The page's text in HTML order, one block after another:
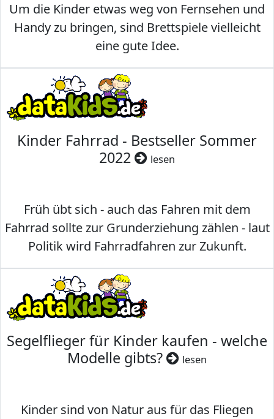
Um die Kinder etwas weg von Fernsehen und
Handy zu bringen, sind Brettspiele vielleicht
eine gute Idee.
Kinder Fahrrad - Bestseller Sommer
2022
lesen
Früh übt sich - auch das Fahren mit dem
Fahrrad sollte zur Grunderziehung zählen - laut
Politik wird Fahrradfahren zur Zukunft.
Segelflieger für Kinder kaufen - welche
Modelle gibts?
lesen
Kinder sind von Natur aus für das Fliegen